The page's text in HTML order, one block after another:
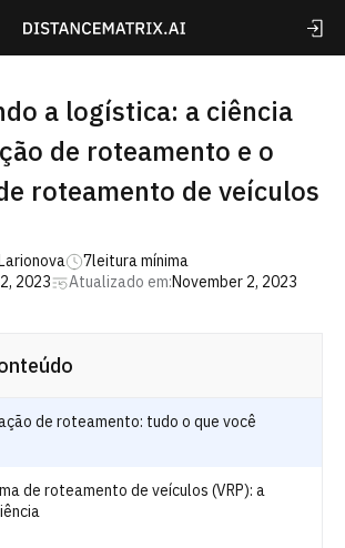
a logística: a ciência
de roteamento e o
roteamento de veículos
7leitura mínima
2023 Atualizado em:November 2, 2023
de roteamento: tudo o que você
de roteamento de veículos (VRP): a